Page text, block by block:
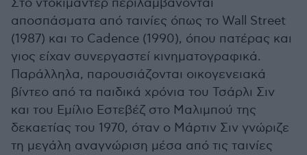
Στο ντοκιμαντέρ περιλαμβάνονται
αποσπάσματα από ταινίες όπως το Wall Street
(1987) και το Cadence (1990), όπου πατέρας και
γιος είχαν συνεργαστεί κινηματογραφικά.
Παράλληλα, παρουσιάζονται οικογενειακά
βίντεο από τα παιδικά χρόνια του Τσάρλι Σιν
και του Εμίλιο Εστεβέζ στο Μαλιμπού της
δεκαετίας του 1970, όταν ο Μάρτιν Σιν γνώριζε
τη μεγάλη αναγνώριση μέσα από τις ταινίες